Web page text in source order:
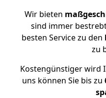
Wir bieten
sind immer
besten Service zu den
zu
Kostengünstiger wird
uns können Sie bis zu